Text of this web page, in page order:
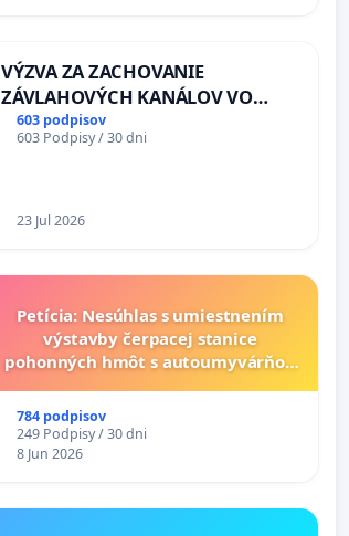
VÝZVA ZA ZACHOVANIE
ZÁVLAHOVÝCH KANÁLOV VO
VÝLUČNOM VLASTNÍCTVE A POD
KONTROLOU SLOVENSKEJ
a odvodňovacích kanálov na
603 podpisov
603 Podpisy / 30 dni
23 Jul 2026
Petícia: Nesúhlas s umiestnením
výstavby čerpacej stanice
pohonných hmôt s autoumyvárňou
Grob - Čierna Voda
784 podpisov
249 Podpisy / 30 dni
8 Jun 2026